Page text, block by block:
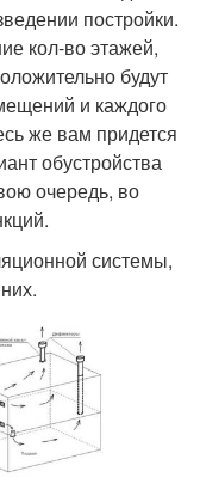
постройки.
кол-во этажей,
будут
и каждого
же вам придется
обустройства
очередь, во
системы,